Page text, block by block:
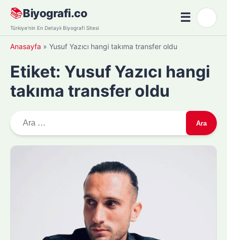
Skip
content
📚Biyografi.co
Türkiye'nin En Detaylı Biyografi Sitesi
☰Menü
Anasayfa » Yusuf Yazıcı hangi takıma transfer oldu
Etiket: Yusuf Yazıcı hangi
takıma transfer oldu
r